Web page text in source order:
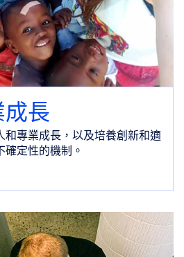
長
和專業成長，以及培養創新和適
確定性的機制。